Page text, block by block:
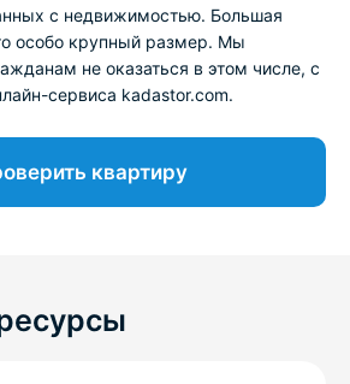
с недвижимостью. Большая
особо крупный размер. Мы
не оказаться в этом числе, с
сервиса kadastor.com.
квартиру